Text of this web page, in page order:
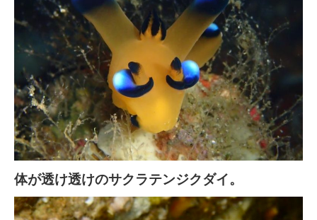
体が透け透けのサクラテンジクダイ。